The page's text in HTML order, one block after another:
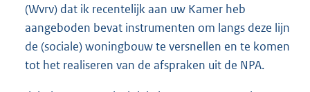
(Wvrv) dat ik recentelijk aan uw Kamer heb
aangeboden bevat instrumenten om langs deze lijn
de (sociale) woningbouw te versnellen en te komen
tot het realiseren van de afspraken uit de NPA.